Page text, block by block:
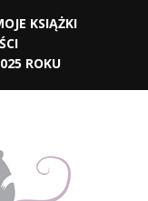
KSIĄŻKI
ROKU